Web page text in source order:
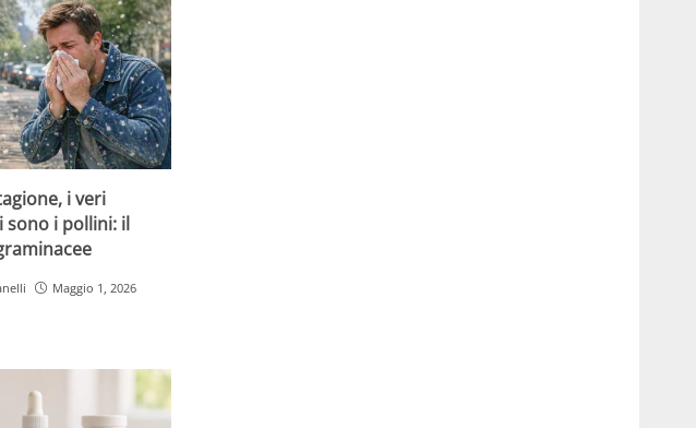
i veri
sono i pollini: il
Maggio 1, 2026